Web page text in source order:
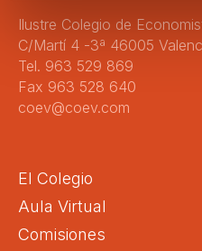
Ilustre Colegio de
C/Martí 4 -3ª 46005
Tel. 963 529 869
Fax 963 528 640
coev@coev.com
El Colegio
Aula Virtual
Comisiones